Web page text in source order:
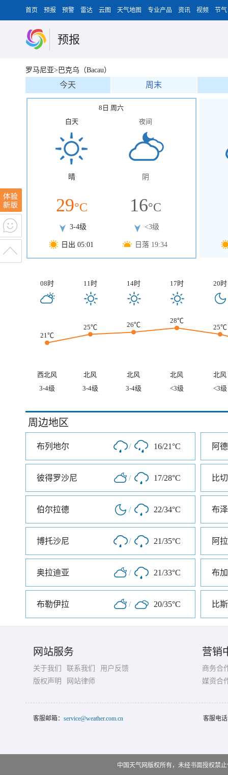
首页 预报 预警 雷达 云图 天气地图 专业产品 资讯 视频 节气
预报
罗马尼亚>巴克乌（Bacau）
今天 周末
8日 周六
白天
晴
29°C
3-4级
日出 05:01
夜间
阴
16°C
<3级
日落 19:34
08时 11时 14时 17时 20时
21℃
25℃ 26℃
28℃
25℃
西北风 北风 北风 北风
北风
3-4级
3-4级 3-4级 <3级 <3级
周边地区
布列地尔 / 16/21°C 阿
彼得罗沙尼 / 17/28°C 比
伯尔拉德 / 22/34°C 布
博托沙尼 / 21/35°C 阿
奥拉迪亚 / 21/33°C 布
布勒伊拉 / 20/35°C 比
网站服务
关于我们 联系我们
用户反馈
版权声明
网站律师
营销
商务合
媒资合
客服邮箱： service@weather.com.cn 客服电
中国天气网版权所有，未经书面授权